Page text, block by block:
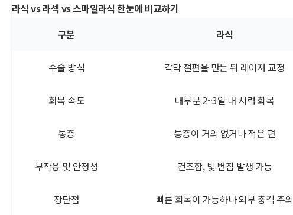
라식 vs 라섹 vs 스마일라식 한눈에 비교하기
구분
라식
수술 방식 각막 절편을 만든 뒤 레이저 교정
회복 속도 대부분 2~3일 내 시력 회복
통증 통증이 거의 없거나 적은 편
부작용 및 안정성 건조함, 빛 번짐 발생 가능
장단점 빠른 회복이 가능하나 외부 충격 주의